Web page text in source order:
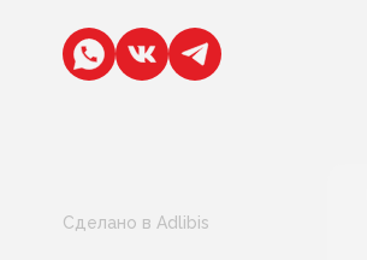
Сделано в Adlibis